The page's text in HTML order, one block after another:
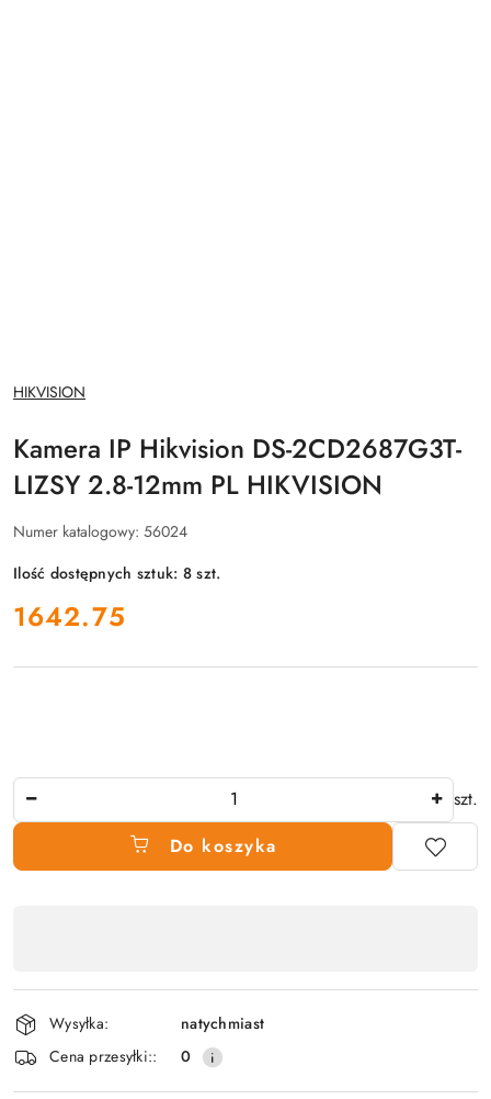
NAZWA
PRODUCENTA:
HIKVISION
Kamera IP Hikvision DS-2CD2687G3T-
LIZSY 2.8-12mm PL HIKVISION
Numer katalogowy: 56024
Ilość dostępnych sztuk: 8szt.
cena:
1642.75
szt.
Do koszyka
,
płatność
i
dostawa
Wysyłka:
natychmiast
Cena przesyłki::
0